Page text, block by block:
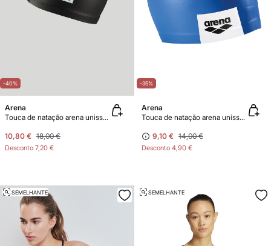
-40%
Arena
Touca de natação arena unissexo Light Sensation II
10,80 € 18,00 €
Desconto 7,20 €
-35%
Arena
Touca de natação arena unissexo Logo Moulded
9,10 € 14,00 €
Desconto 4,90 €
SEMELHANTE SEMELHANTE